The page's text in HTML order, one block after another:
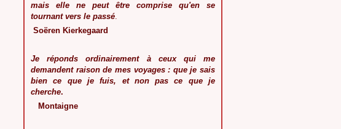
mais elle ne peut être comprise qu'en se
tournant vers le passé.
Soëren Kierkegaard
Je réponds ordinairement à ceux qui me
demandent raison de mes voyages : que je sais
bien ce que je fuis, et non pas ce que je
cherche.
Montaigne